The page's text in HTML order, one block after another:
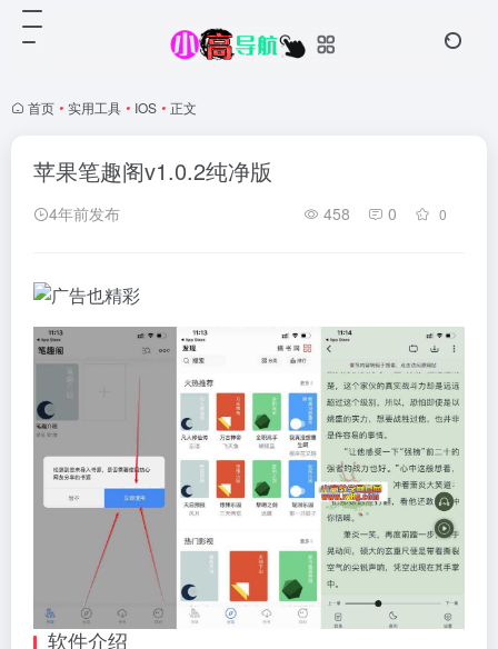
首页 • 实用工具 • IOS • 正文
苹果笔趣阁v1.0.2纯净版
4年前发布 458 0 0
软件介绍